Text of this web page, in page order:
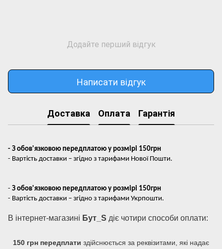
Додайте перший відгук
Написати відгук
Доставка Оплата Гарантія
- З обов'язковою передплатою у розмірі 150грн
- Вартість доставки – згідно з тарифами Нової Пошти.
- З обов'язковою передплатою у розмірі 150грн
- Вартість доставки – згідно з тарифами Укрпошти.
В інтернет-магазині Бут_S діє чотири способи оплати:
150 грн передплати здійснюється за реквізитами, які надає